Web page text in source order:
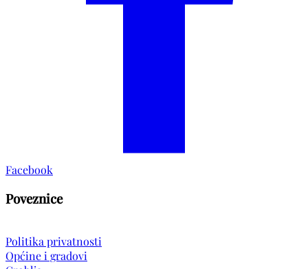
Facebook
Poveznice
Politika privatnosti
Općine i gradovi